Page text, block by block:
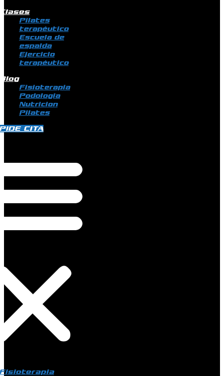
Pilates
terapéutico
Escuela de
espalda
Ejercicio
terapéutico
Fisioterapia
Podologia
Nutricion
Pilates
CITA